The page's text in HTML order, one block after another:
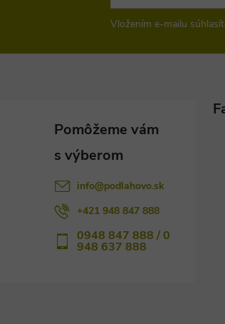
Vložením e-mailu
info@podlahovo.sk
+421 948 847 888
0948 847 888 / 0
948 637 888